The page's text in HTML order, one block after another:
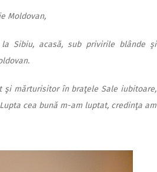
Moldovan,
Sibiu, acasă, sub privirile blânde şi
şi mărturisitor în braţele Sale iubitoare,
cea bună m-am luptat, credinţa am